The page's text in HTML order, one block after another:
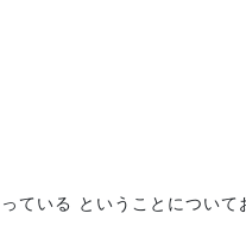
ている ということについて